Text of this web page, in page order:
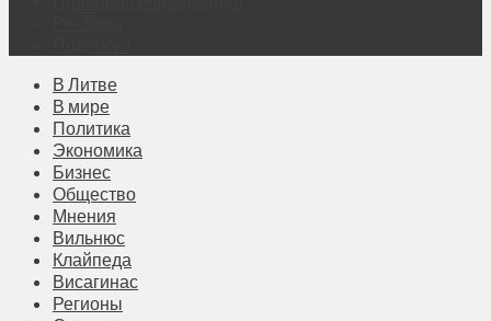
В Литве
В мире
Политика
Экономика
Бизнес
Общество
Мнения
Вильнюс
Клайпеда
Висагинас
Регионы